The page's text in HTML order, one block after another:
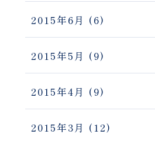
2015年6月 (6)
2015年5月 (9)
2015年4月 (9)
2015年3月 (12)